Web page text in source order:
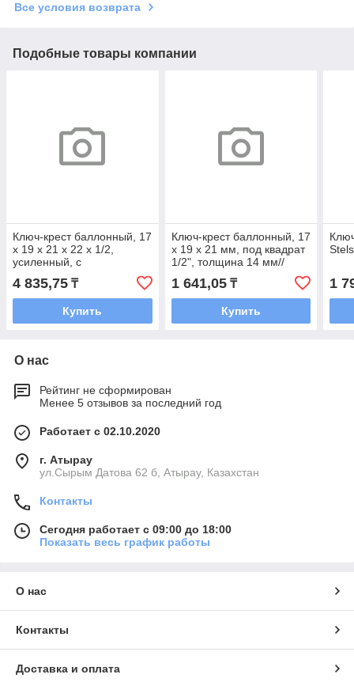
Все условия возврата
Подобные товары компании
Ключ-крест баллонный, 17
х 19 х 21 х 22 х 1/2,
усиленный, с
Stels
4 835,75 ₸
Купить
Ключ-крест баллонный, 17
х 19 х 21 мм, под квадрат
1/2", толщина 14 мм//
1 641,05₸
Купить
Stels
1
О нас
Рейтинг не сформирован
Менее 5 отзывов за последний год
Работает с 02.10.2020
г. Атырау
ул.Сырым Датова 62 б, Атырау, Казахстан
Контакты
Сегодня работает с 09:00 до 18:00
Показать весь график работы
О нас
Контакты
Доставка и оплата